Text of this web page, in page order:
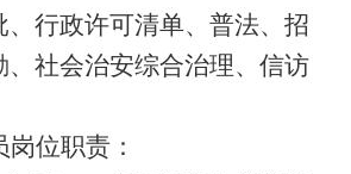
、行政许可清单、普法、招
、社会治安综合治理、信访
位职责：